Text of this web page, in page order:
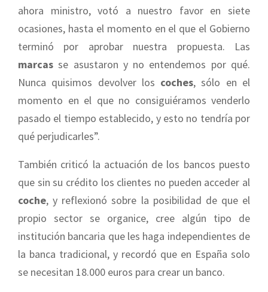
ahora ministro, votó a nuestro favor en siete
ocasiones, hasta el momento en el que el Gobierno
terminó por aprobar nuestra propuesta. Las
marcas se asustaron y no entendemos por qué.
Nunca quisimos devolver los coches, sólo en el
momento en el que no consiguiéramos venderlo
pasado el tiempo establecido, y esto no tendría por
qué perjudicarles”.
También criticó la actuación de los bancos puesto
que sin su crédito los clientes no pueden acceder al
coche, y reflexionó sobre la posibilidad de que el
propio sector se organice, cree algún tipo de
institución bancaria que les haga independientes de
la banca tradicional, y recordó que en España solo
se necesitan 18.000 euros para crear un banco.